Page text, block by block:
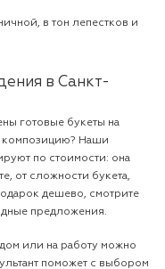
в тон лепестков и
в Санкт-
готовые букеты на
композицию? Наши
по стоимости: она
от сложности букета,
дешево, смотрите
предложения.
дом или на работу можно
поможет с выбором